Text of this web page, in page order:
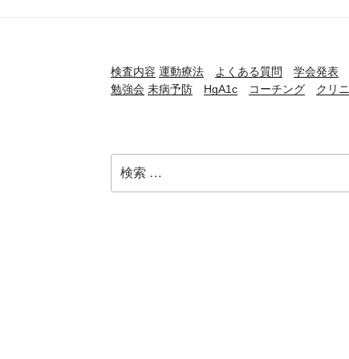
検査内容 運動療法 よくある質問
学会発表
勉強会 未病予防 HgA1c コーチング クリ
索: